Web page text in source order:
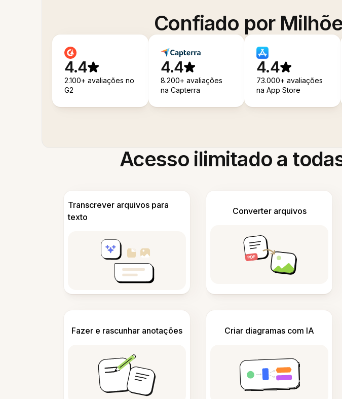
Confiado por
4.4
2.100+ avaliações no
G2
4.4
8.200+ avaliações
na Capterra
4.4
73.000+ avaliações
na App Store
Acesso ilimitado a
Transcrever arquivos para
texto
Converter arquivos
Fazer e rascunhar anotações Criar diagramas com IA